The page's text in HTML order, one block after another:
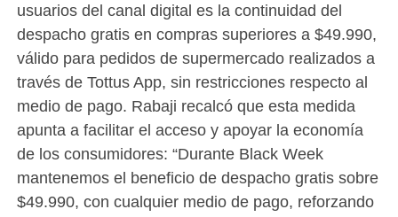
usuarios del canal digital es la continuidad del
despacho gratis en compras superiores a $49.990,
válido para pedidos de supermercado realizados a
través de Tottus App, sin restricciones respecto al
medio de pago. Rabaji recalcó que esta medida
apunta a facilitar el acceso y apoyar la economía
de los consumidores: “Durante Black Week
mantenemos el beneficio de despacho gratis sobre
$49.990, con cualquier medio de pago, reforzando